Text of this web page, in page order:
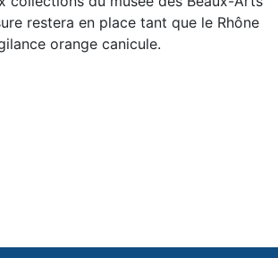
restera en place tant que le Rhône
orange canicule.